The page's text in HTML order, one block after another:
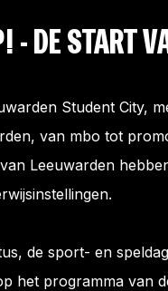
- DE START
Student City,
van mbo tot
Leeuwarden
de sport- en
het programma van